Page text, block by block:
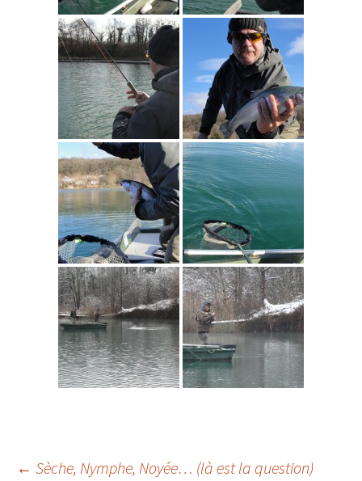
← Sèche, Nymphe, Noyée… (là est la question)